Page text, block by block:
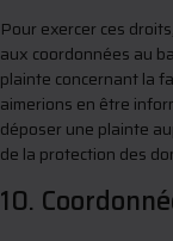
Pour exercer ces
aux coordonnées au
plainte concernant la
aimerions en être
déposer une plainte
de la protection des
10.